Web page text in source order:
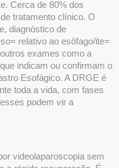
Cerca de 80% dos
tratamento clínico. O
diagnóstico de
relativo ao esôfago/ite=
exames como a
indicam ou confirmam o
Esofágico. A DRGE é
toda a vida, com fases
podem vir a
videolaparoscopia sem